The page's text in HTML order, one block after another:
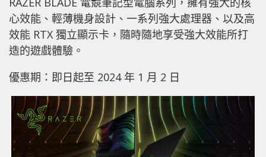
心效能、輕薄機身設計、一系列強大處理器、以及高
效能 RTX 獨立顯示卡，隨時隨地享受強大效能所打
造的遊戲體驗。
優惠期：即日起至 2024 年 1 月 2 日